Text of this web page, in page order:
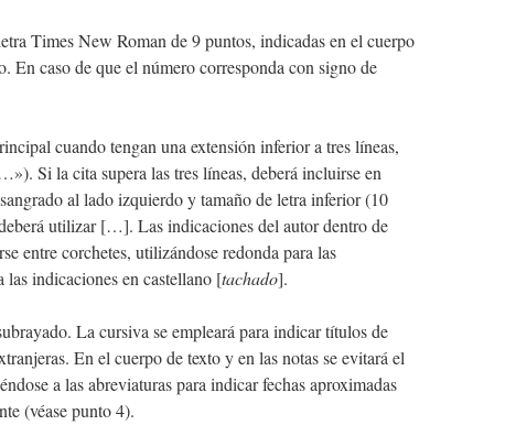
Times New Roman de 9 puntos, indicadas en el cuerpo
En caso de que el número corresponda con signo de
cuando tengan una extensión inferior a tres líneas,
Si la cita supera las tres líneas, deberá incluirse en
al lado izquierdo y tamaño de letra inferior (10
utilizar […]. Las indicaciones del autor dentro de
entre corchetes, utilizándose redonda para las
indicaciones en castellano [tachado].
La cursiva se empleará para indicar títulos de
En el cuerpo de texto y en las notas se evitará el
a las abreviaturas para indicar fechas aproximadas
(véase punto 4).